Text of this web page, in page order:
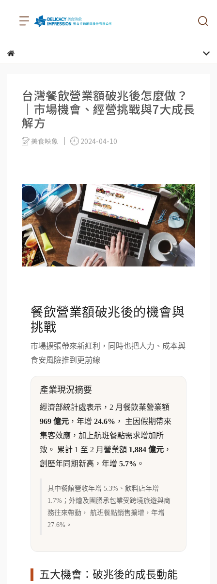
台灣餐飲營業額破兆後怎麼做？
｜市場機會、經營挑戰與7大成長
解方
美食映象 2024-04-10
餐飲營業額破兆後的機會與
挑戰
市場擴張帶來新紅利，同時也把人力、成本與
食安風險推到更前線
產業現況摘要
經濟部統計處表示，2 月餐飲業營業額
969 億元 ，年增 24.6% ， 主因假期帶來
集客效應，加上航班餐點需求增加所
致。 累計 1 至 2 月營業額 1,884 億元 ，
創歷年同期新高，年增 5.7% 。
其中餐館營收年增 5.3%、飲料店年增
1.7%；外燴及團膳承包業受跨境旅遊與商
務往來帶動， 航班餐點銷售擴增，年增
27.6%。
五大機會：破兆後的成長動能